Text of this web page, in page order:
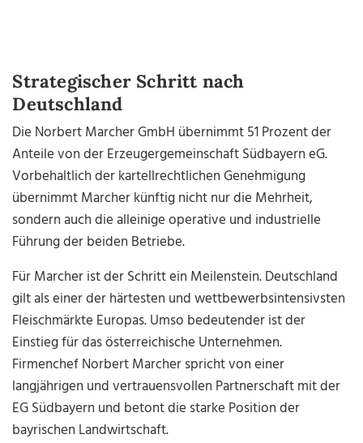
Strategischer Schritt nach
Deutschland
Die Norbert Marcher GmbH übernimmt 51 Prozent der
Anteile von der Erzeugergemeinschaft Südbayern eG.
Vorbehaltlich der kartellrechtlichen Genehmigung
übernimmt Marcher künftig nicht nur die Mehrheit,
sondern auch die alleinige operative und industrielle
Führung der beiden Betriebe.
Für Marcher ist der Schritt ein Meilenstein. Deutschland
gilt als einer der härtesten und wettbewerbsintensivsten
Fleischmärkte Europas. Umso bedeutender ist der
Einstieg für das österreichische Unternehmen.
Firmenchef Norbert Marcher spricht von einer
langjährigen und vertrauensvollen Partnerschaft mit der
EG Südbayern und betont die starke Position der
bayrischen Landwirtschaft.